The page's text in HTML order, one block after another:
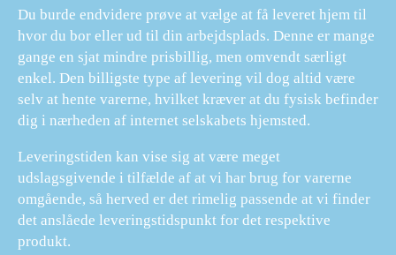
Du burde endvidere prøve at vælge at få leveret hjem til
hvor du bor eller ud til din arbejdsplads. Denne er mange
gange en sjat mindre prisbillig, men omvendt særligt
enkel. Den billigste type af levering vil dog altid være
selv at hente varerne, hvilket kræver at du fysisk befinder
dig i nærheden af internet selskabets hjemsted.
Leveringstiden kan vise sig at være meget
udslagsgivende i tilfælde af at vi har brug for varerne
omgående, så herved er det rimelig passende at vi finder
det anslåede leveringstidspunkt for det respektive
produkt.